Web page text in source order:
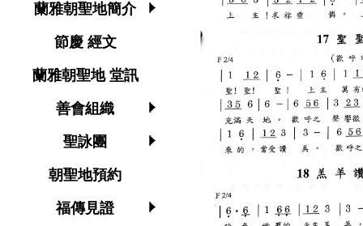
蘭雅朝聖地簡介
節慶 經文
蘭雅朝聖地 堂訊
善會組織
聖詠團
朝聖地預約
福傳見證